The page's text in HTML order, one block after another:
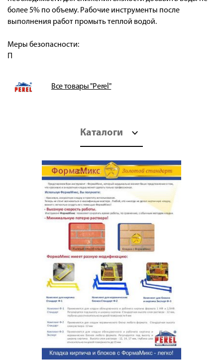
более 5% по объему. Рабочие инструменты после
выполнения работ промыть теплой водой.
Меры безопасности:
П
Все товары "Perel"
Каталоги